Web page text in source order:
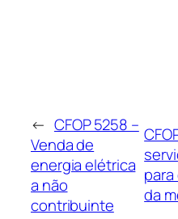
← CFOP 5258 –
Venda de
energia elétrica
a não
contribuinte
da